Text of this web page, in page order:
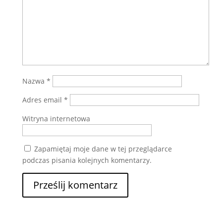
Nazwa *
Adres email *
Witryna internetowa
Zapamiętaj moje dane w tej przeglądarce
podczas pisania kolejnych komentarzy.